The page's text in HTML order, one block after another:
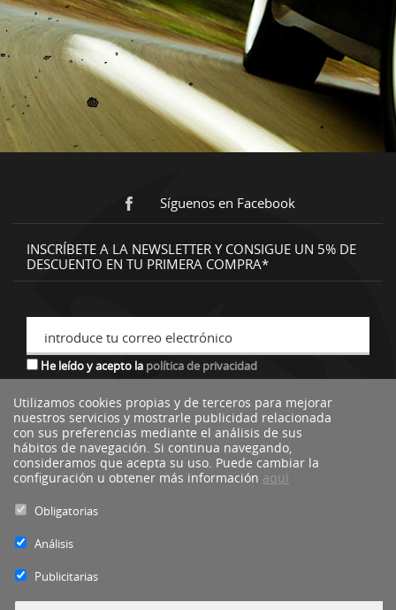
Síguenos en Facebook
INSCRÍBETE A LA NEWSLETTER Y CONSIGUE UN 5% DE
DESCUENTO EN TU PRIMERA COMPRA*
introduce tu correo electrónico
He leído y acepto la política de privacidad
*descuento no acumulable a otras ofertas o promociones.
Utilizamos cookies propias y de terceros para mejorar
nuestros servicios y mostrarle publicidad relacionada
con sus preferencias mediante el análisis de sus
hábitos de navegación. Si continua navegando,
consideramos que acepta su uso. Puede cambiar la
configuración u obtener más información aquí
Obligatorias
Análisis
Publicitarias